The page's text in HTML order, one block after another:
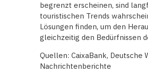
begrenzt erscheinen, sind
touristischen Trends
Lösungen finden, um den
gleichzeitig den Bedürfnissen
Quellen: CaixaBank,
Nachrichtenberichte